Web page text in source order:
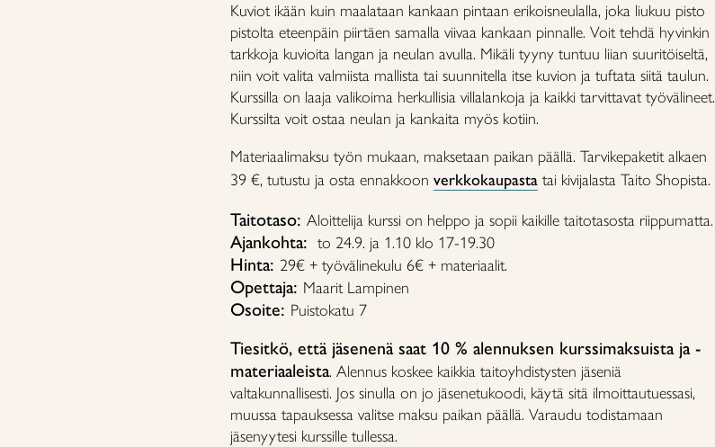
Kuviot ikään kuin maalataan kankaan pintaan erikoisneulalla, joka liukuu pisto
pistolta eteenpäin piirtäen samalla viivaa kankaan pinnalle. Voit tehdä hyvinkin
tarkkoja kuvioita langan ja neulan avulla. Mikäli tyyny tuntuu liian suuritöiseltä,
niin voit valita valmiista mallista tai suunnitella itse kuvion ja tuftata siitä taulun.
Kurssilla on laaja valikoima herkullisia villalankoja ja kaikki tarvittavat työvälineet.
Kurssilta voit ostaa neulan ja kankaita myös kotiin.
Materiaalimaksu työn mukaan, maksetaan paikan päällä. Tarvikepaketit alkaen
39 €, tutustu ja osta ennakkoon verkkokaupasta tai kivijalasta Taito Shopista.
Taitotaso: Aloittelija kurssi on helppo ja sopii kaikille taitotasosta riippumatta.
Ajankohta: to 24.9. ja 1.10 klo 17-19.30
Hinta: 29€ + työvälinekulu 6€ + materiaalit.
Opettaja: Maarit Lampinen
Osoite: Puistokatu 7
Tiesitkö, että jäsenenä saat 10 % alennuksen kurssimaksuista ja -
materiaaleista. Alennus koskee kaikkia taitoyhdistysten jäseniä
valtakunnallisesti. Jos sinulla on jo jäsenetukoodi, käytä sitä ilmoittautuessasi,
muussa tapauksessa valitse maksu paikan päällä. Varaudu todistamaan
jäsenyytesi kurssille tullessa.